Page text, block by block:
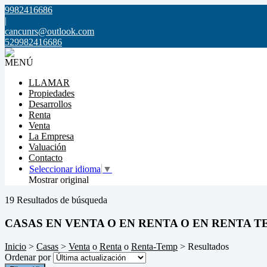
9982416686
|
cancunrs@outlook.com
529982416686
MENÚ
LLAMAR
Propiedades
Desarrollos
Renta
Venta
La Empresa
Valuación
Contacto
Seleccionar idioma ▼
Mostrar original
19 Resultados de búsqueda
CASAS EN VENTA O EN RENTA O EN RENTA
Inicio > Casas > Venta o Renta o Renta-Temp > Resultados
Ordenar por